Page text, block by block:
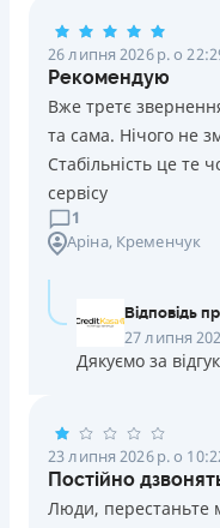
Погашення
Оплата на
Онлайн (через сайт
Через термінали
Через термінали
Ліцензія НБУ
Ліцензія
Вся інформація про
ОТРИМАТИ
26 липня 2026 р. о
Рекомендую
Вже третє
та сама. Нічого не
Стабільність це те
сервісу
1
Аріна, Кременчук
Відповідь
27 липня
Дякуємо за
23 липня 2026 р. о
Постійно
Люди, перестаньте